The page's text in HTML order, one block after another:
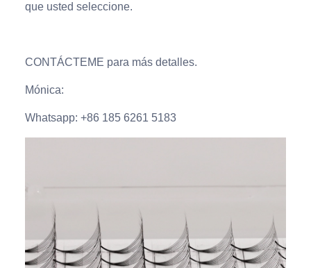
que usted seleccione.
CONTÁCTEME para más detalles.
Mónica:
Whatsapp: +86 185 6261 5183